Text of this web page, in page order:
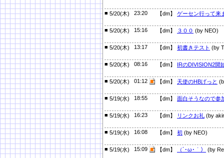
■ 5/20(木) 23:20 【dm】 ゲーセン行って来
■ 5/20(木) 15:16 【dm】 ３００ (by NEO)
■ 5/20(木) 13:17 【dm】 初書きテスト (by
■ 5/20(木) 08:16 【dm】 IRのDIVISION2開
■ 5/20(木) 01:12 【dm】 天使のHBげっと
■ 5/19(水) 18:55 【dm】 面白そうなので参
■ 5/19(水) 16:23 【dm】 リンクお礼 (by
■ 5/19(水) 16:08 【dm】 初 (by NEO)
■ 5/19(水) 15:09 【dm】 （´･ω･｀） (by